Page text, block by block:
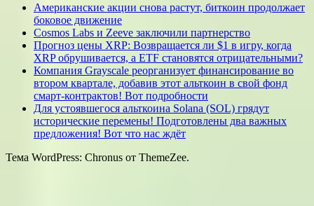
Американские акции снова растут, биткоин продолжает
боковое движение
Cosmos Labs и Zeeve заключили партнерство
Прогноз цены XRP: Возвращается ли $1 в игру, когда
XRP обрушивается, а ETF становятся отрицательными?
Компания Grayscale реорганизует финансирование во
втором квартале, добавив этот альткоин в свой фонд
смарт-контрактов! Вот подробности
Для устоявшегося альткоина Solana (SOL) грядут
исторические перемены! Подготовлены два важных
предложения! Вот что нас ждёт
Тема WordPress: Chronus от ThemeZee.